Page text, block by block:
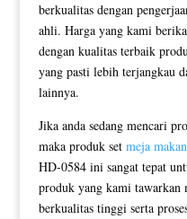
berkualitas dengan
ahli. Harga yang kami
dengan kualitas terbaik
yang pasti lebih terjangkau
lainnya.
Jika anda sedang mencari
maka produk set meja
HD-0584 ini sangat tepat
produk yang kami tawarkan
berkualitas tinggi serta